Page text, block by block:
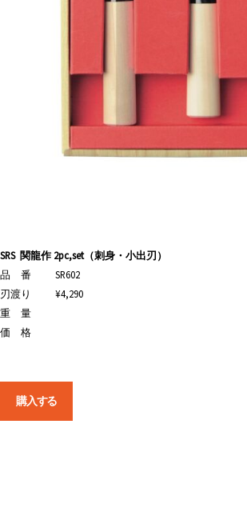
SRS 関龍作 2pc,set（刺身・小出刃）
品 番
刃渡り
重 量
価 格
SR602
¥4,290
購入する